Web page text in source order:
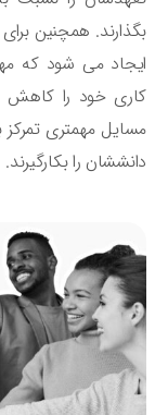
همچنین برای
می شود که مهارت
خود را کاهش
مهمتری تمرکز
را بکارگیرند.